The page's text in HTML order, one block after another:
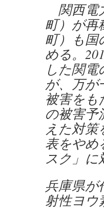
関西電
町）が再
町）も国
める。
した関
が、万が
被害をも
の被害予
えた対
表をやめ
スク」に
兵庫県が
射性ヨウ